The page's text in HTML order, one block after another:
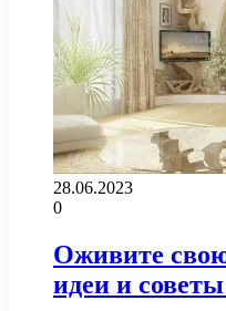
28.06.2023
0
Оживите
идеи и